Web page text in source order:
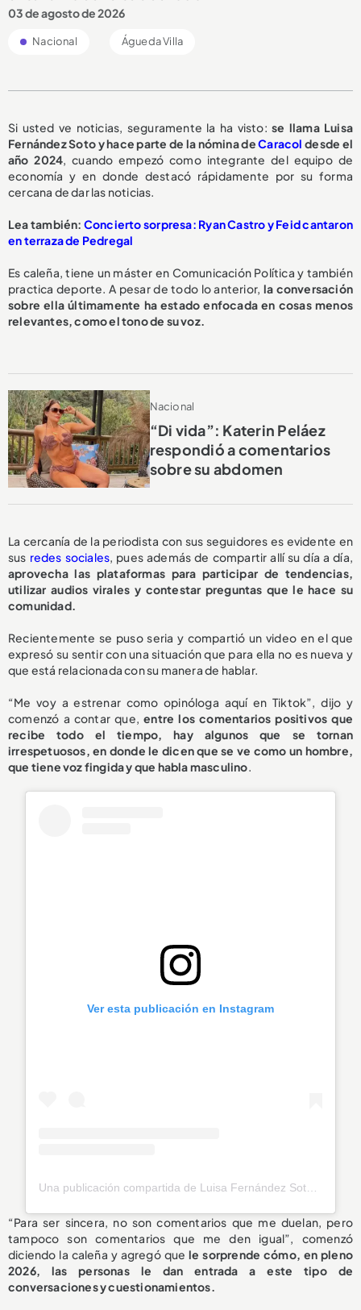
03 de agosto de 2026
Nacional Águeda Villa
Si usted ve noticias, seguramente la ha visto:se llama Luisa
Fernández Soto y hace parte de la nómina deCaracol desde el
año 2024, cuando empezó como integrante del equipo de
economía y en donde destacó rápidamente por su forma
cercana de dar las noticias.
Lea también: Concierto sorpresa: Ryan Castro y Feid cantaron
en terraza de Pedregal
Es caleña, tiene un máster en Comunicación Política y también
practica deporte. A pesar de todo lo anterior, la conversación
sobre ella últimamente ha estado enfocada en cosas menos
relevantes, como el tono de su voz.
Nacional
“Di vida”: Katerin Peláez
respondió a comentarios
sobre su abdomen
La cercanía de la periodista con sus seguidores es evidente en
sus redes sociales, pues además de compartir allí su día a día,
aprovecha las plataformas para participar de tendencias,
utilizar audios virales y contestar preguntas que le hace su
comunidad.
Recientemente se puso seria y compartió un video en el que
expresó su sentir con una situación que para ella no es nueva y
que está relacionada con su manera de hablar.
“Me voy a estrenar como opinóloga aquí en Tiktok”, dijo y
comenzó a contar que,entre los comentarios positivos que
recibe todo el tiempo, hay algunos que se tornan
irrespetuosos, en donde le dicen que se ve como un hombre,
que tiene voz fingida y que habla masculino.
Ver esta publicación en Instagram
“Para ser sincera, no son comentarios que me duelan, pero
tampoco son comentarios que me den igual”, comenzó
diciendo la caleña y agregó quele sorprende cómo, en pleno
2026, las personas le dan entrada a este tipo de
conversaciones y cuestionamientos.